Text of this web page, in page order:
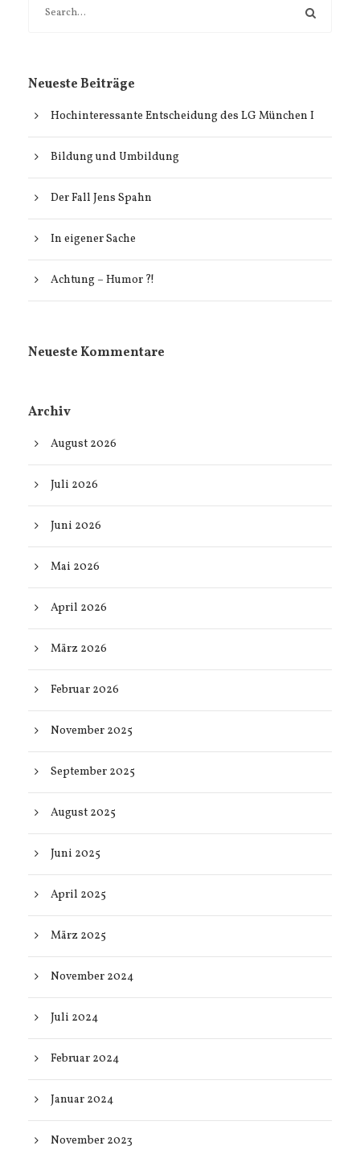
Neueste Beiträge
Hochinteressante Entscheidung des LG München I
Bildung und Umbildung
Der Fall Jens Spahn
In eigener Sache
Achtung – Humor ?!
Neueste Kommentare
Archiv
August 2026
Juli 2026
Juni 2026
Mai 2026
April 2026
März 2026
Februar 2026
November 2025
September 2025
August 2025
Juni 2025
April 2025
März 2025
November 2024
Juli 2024
Februar 2024
Januar 2024
November 2023